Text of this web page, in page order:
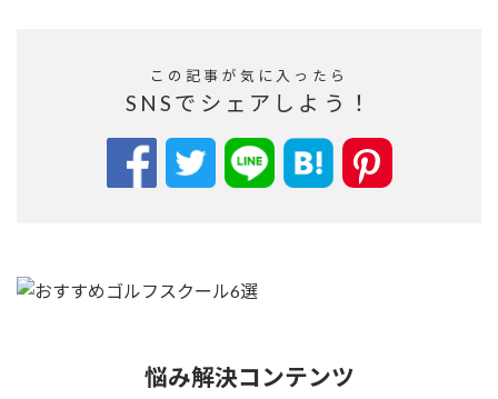
この記事が気に入ったら
SNSでシェアしよう！
悩み解決コンテンツ